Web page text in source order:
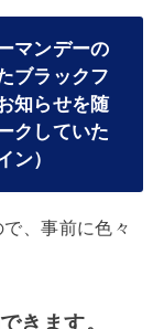
マンデーの
ブラックフ
知らせを随
クしていた
ン）
、事前に色々
きます。